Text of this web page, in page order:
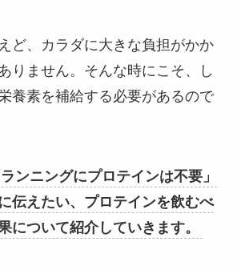
ど、カラダに大きな負担がかか
りません。そんな時にこそ、し
養素を補給する必要があるので
ンニングにプロテインは不要」
伝えたい、プロテインを飲むべ
について紹介していきます。